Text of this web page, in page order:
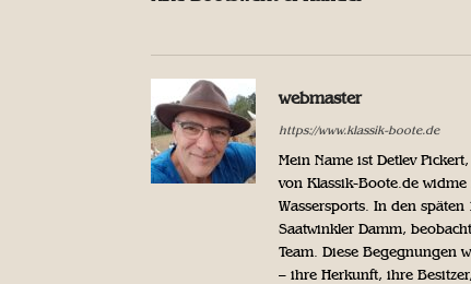
webmaster
https://www.klassik-boote.de
Mein Name ist Detlev
von Klassik-Boote.de
Wassersports. In den
Saatwinkler Damm,
Team. Diese Begegnungen
– ihre Herkunft, ihre